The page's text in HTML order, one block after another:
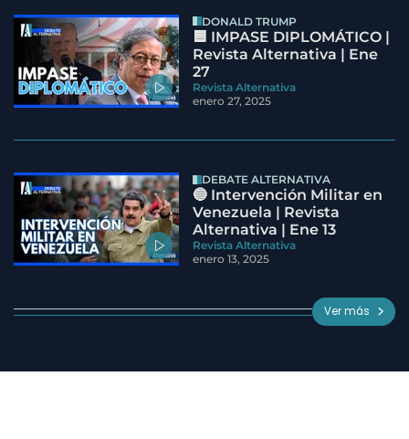
DONALD TRUMP
🟦 IMPASE DIPLOMÁTICO |
Revista Alternativa | Ene
27
Revista Alternativa
enero 27, 2025
DEBATE ALTERNATIVA
🔵 Intervención Militar en
Venezuela | Revista
Alternativa | Ene 13
Revista Alternativa
enero 13, 2025
Ver más